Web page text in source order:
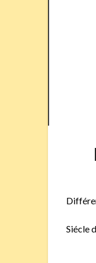
Siécle